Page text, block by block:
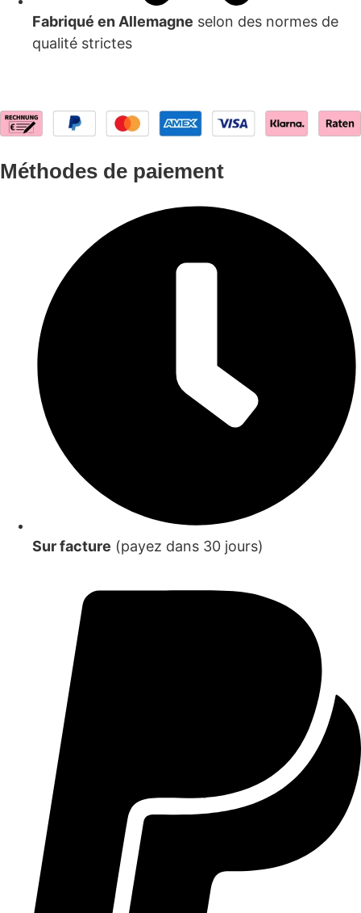
Fabriqué en Allemagne selon des normes de
qualité strictes
Méthodes de paiement
Sur facture (payez dans 30 jours)